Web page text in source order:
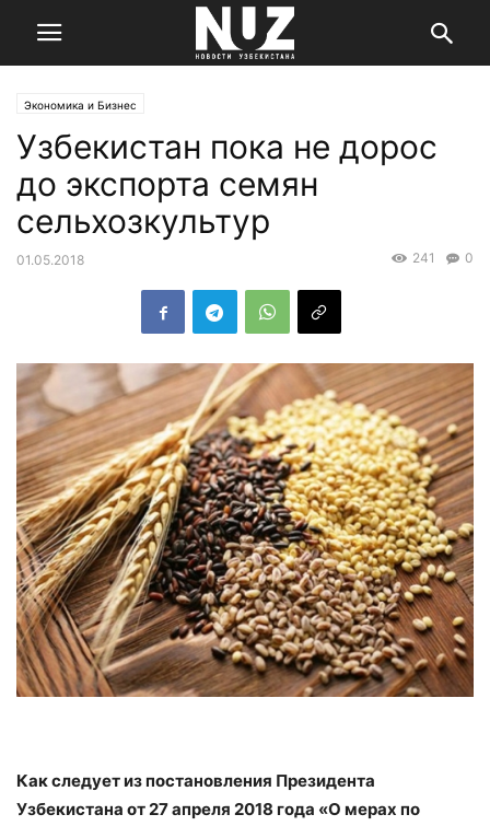
Экономика и Бизнес
Узбекистан пока не дорос
до экспорта семян
сельхозкультур
01.05.2018 0
241
Как следует из постановления Президента
Узбекистана от 27 апреля 2018 года «О мерах по